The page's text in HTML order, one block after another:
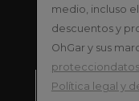
medio, incluso
descuentos y
OhGar y sus
Política legal y